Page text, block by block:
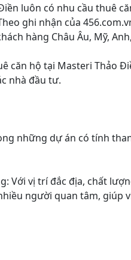
luôn có nhu cầu thuê
ghi nhận của
hàng Châu Âu, Mỹ,
căn hộ tại Masteri Thảo
nhà đầu tư.
những dự án có tính
Với vị trí đắc địa, chất
người quan tâm, giúp